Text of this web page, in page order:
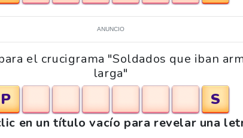
ANUNCIO
el crucigrama "Soldados que iban
larga"
P S
en un título vacío para revelar una